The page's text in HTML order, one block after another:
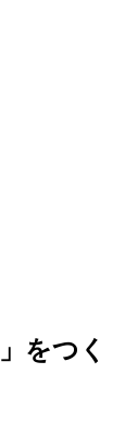
」をつく